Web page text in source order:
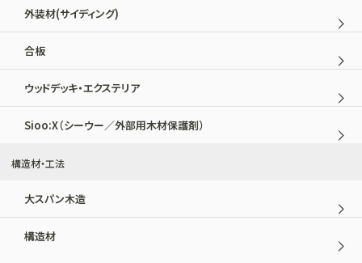
外装材(サイディング)
合板
ウッドデッキ・エクステリア
Sioo:X（シーウー／外部用木材保護剤）
構造材・工法
大スパン木造
構造材